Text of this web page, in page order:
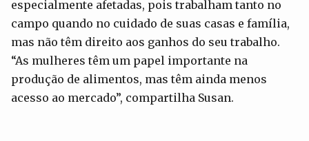
especialmente afetadas, pois trabalham tanto no
campo quando no cuidado de suas casas e família,
mas não têm direito aos ganhos do seu trabalho.
“As mulheres têm um papel importante na
produção de alimentos, mas têm ainda menos
acesso ao mercado”, compartilha Susan.